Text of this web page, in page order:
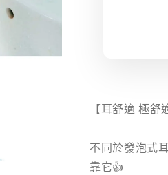
【耳舒適 極舒
不同於發泡式
靠它👍